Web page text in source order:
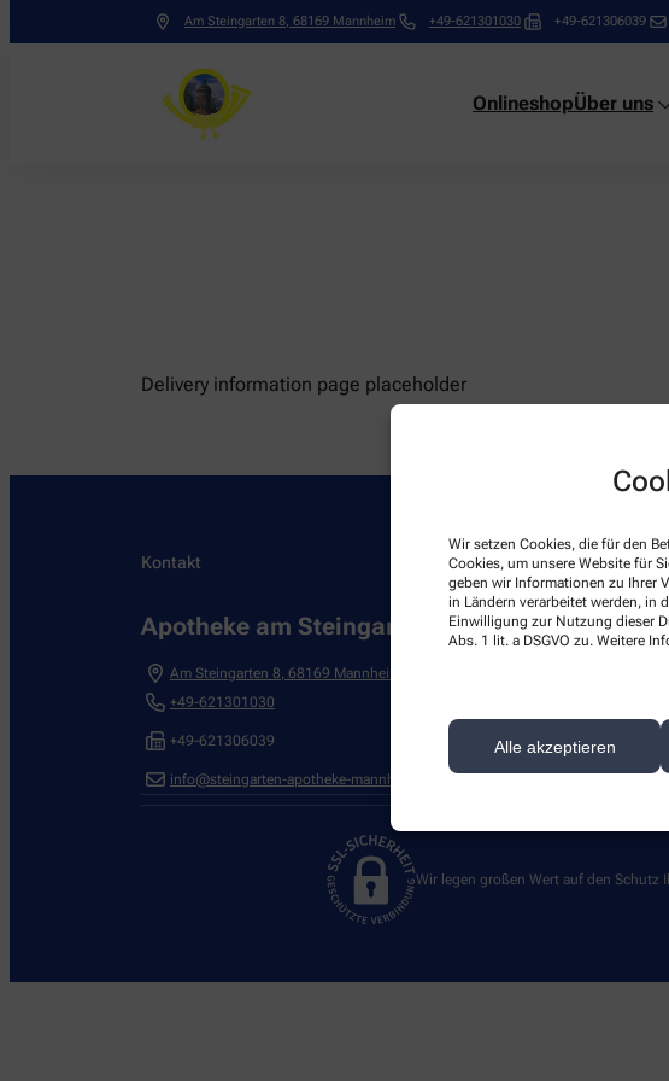
Wir setzen Cookies, die für den
Cookies, um unsere Website für
geben wir Informationen zu Ihrer
in Ländern verarbeitet werden, in
Einwilligung zur Nutzung dieser
Abs. 1 lit. a DSGVO zu. Weitere
Alle akzeptieren
Am Steingarten 8, 68169 Mannheim +49-621301030 +49-621306039
OnlineshopÜber uns
Delivery information page placeholder
Kontakt
Apotheke am Steingarten
Am Steingarten 8, 68169 Mannheim
+49-621301030
+49-621306039
info@steingarten-apotheke-mannheim.com
Über
Wir legen großen Wert auf den Schutz